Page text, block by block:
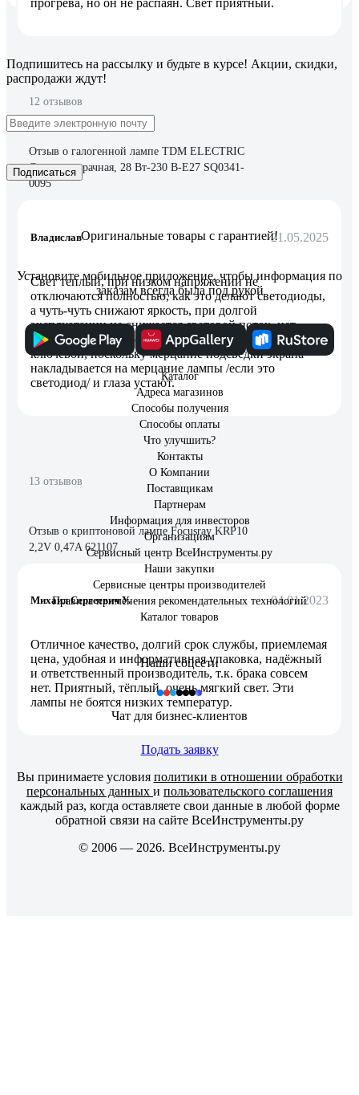
прогрева, но он не распаян. Свет приятный.
12 отзывов
Отзыв о галогенной лампе TDM ELECTRIC
Свеча прозрачная, 28 Вт-230 В-Е27 SQ0341-
0095
Владислав 21.05.2025
Свет теплый, при низком напряжении не
отключаются полностью, как это делают светодиоды,
а чуть-чуть снижают яркость, при долгой
эксплуатации не снижается световой поток, нет
стробоскопического эффекта (для меня этот фактор
ключевой, поскольку мерцание подсведки экрана
накладывается на мерцание лампы /если это
светодиод/ и глаза устают.
13 отзывов
Отзыв о криптоновой лампе Focusray KRP10
2,2V 0,47A 621107
Михаил Сергеевич У. 04.01.2023
Отличное качество, долгий срок службы, приемлемая
цена, удобная и информативная упаковка, надёжный
и ответственный производитель, т.к. брака совсем
нет. Приятный, тёплый, очень мягкий свет. Эти
лампы не боятся низких температур.
Подпишитесь на рассылку и будьте в курсе! Акции, скидки,
распродажи ждут!
Подписаться
Оригинальные товары с гарантией!
Установите мобильное приложение, чтобы информация по
заказам всегда была под рукой
Каталог
Адреса магазинов
Способы получения
Способы оплаты
Что улучшить?
Контакты
О Компании
Поставщикам
Партнерам
Информация для инвесторов
Организациям
Сервисный центр ВсеИнструменты.ру
Наши закупки
Сервисные центры производителей
Правила применения рекомендательных технологий
Каталог товаров
Наши соцсети
Чат для бизнес-клиентов
Подать заявку
Вы принимаете условия политики в отношении обработки
персональных данных и пользовательского соглашения
каждый раз, когда оставляете свои данные в любой форме
обратной связи на сайте ВсеИнструменты.ру
© 2006 — 2026. ВсеИнструменты.ру